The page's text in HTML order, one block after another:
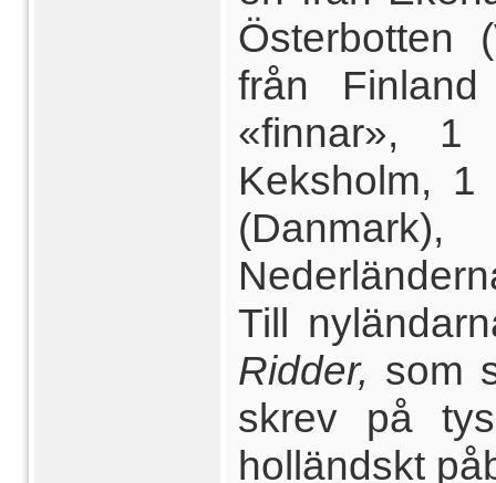
Österbotten
från
«finnar»,
Keksholm,
Till
Ridder, som
skrev på
holländskt